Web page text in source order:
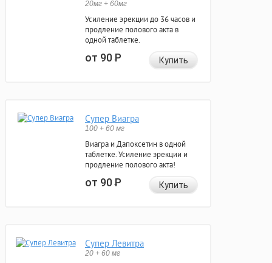
20мг + 60мг
Усиление эрекции до 36 часов и
продление полового акта в
одной таблетке.
от 90Р Купить
Супер Виагра
100 + 60 мг
Виагра и Дапоксетин в одной
таблетке. Усиление эрекции и
продление полового акта!
от 90Р Купить
Супер Левитра
20 + 60 мг